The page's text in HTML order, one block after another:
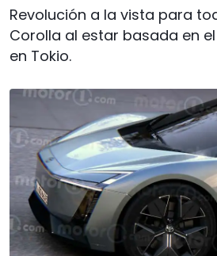
Revolución a la vista para
Corolla al estar basada en
en Tokio.